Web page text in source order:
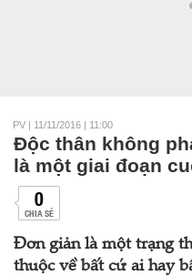
PV | 11/11/2016 | 11:00
Độc thân không
là một giai đoạn
0
CHIA SẺ
Đơn giản là một trạng
thuộc về bất cứ ai hay